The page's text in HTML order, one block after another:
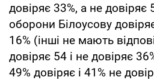
довіряє 33%, а не
оборони Білоусову
16% (інші не мають
довіряє 54 і не довіряє
49% довіряє і 41% не